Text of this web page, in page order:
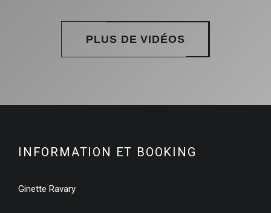
PLUS DE VIDÉOS
INFORMATION ET BOOKING
Ginette Ravary